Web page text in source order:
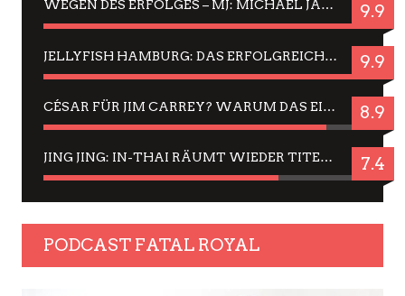
WEGEN DES ERFOLGES – MJ: MICHAEL JACKSON MUSICAL IN EINER MATINEE SEHEN 9.9
JELLYFISH HAMBURG: DAS ERFOLGREICHE SOMMER-MENÜ 2025 IN GEFÜHLEN UND BILDERN 9.9
CÉSAR FÜR JIM CARREY? WARUM DAS EINER DER NERVIGSTEN ACTORS IST UND BLEIBT 8.9
JING JING: IN-THAI RÄUMT WIEDER TITEL AB – EIN ZWEI-STUNDEN-ERLEBNISBERICHT 7.4
PODCAST FATAL ROYAL